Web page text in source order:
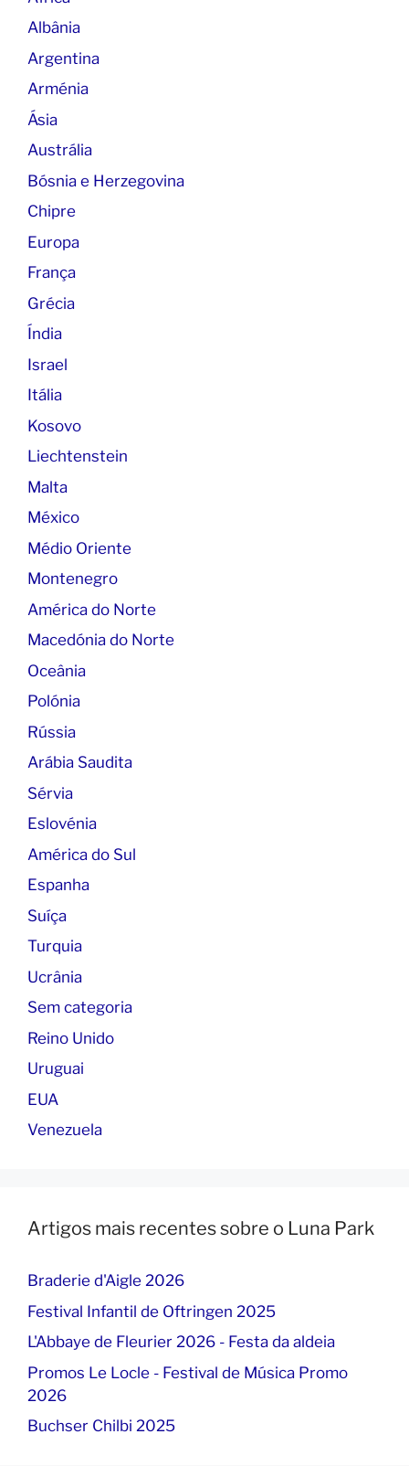
Albânia
Argentina
Arménia
Ásia
Austrália
Bósnia e Herzegovina
Chipre
Europa
França
Grécia
Índia
Israel
Itália
Kosovo
Liechtenstein
Malta
México
Médio Oriente
Montenegro
América do Norte
Macedónia do Norte
Oceânia
Polónia
Rússia
Arábia Saudita
Sérvia
Eslovénia
América do Sul
Espanha
Suíça
Turquia
Ucrânia
Sem categoria
Reino Unido
Uruguai
EUA
Venezuela
Artigos mais recentes sobre o Luna Park
Braderie d'Aigle 2026
Festival Infantil de Oftringen 2025
L'Abbaye de Fleurier 2026 - Festa da aldeia
Promos Le Locle - Festival de Música Promo
2026
Buchser Chilbi 2025